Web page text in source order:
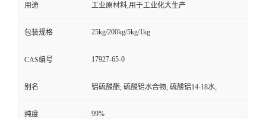
用途 工业原材料,用于工业化大生产
包装规格 25kg/200kg/5kg/1kg
CAS编号 17927-65-0
别名 铝硫酸酯; 硫酸铝水合物; 硫酸铝14-18水;
纯度 99%